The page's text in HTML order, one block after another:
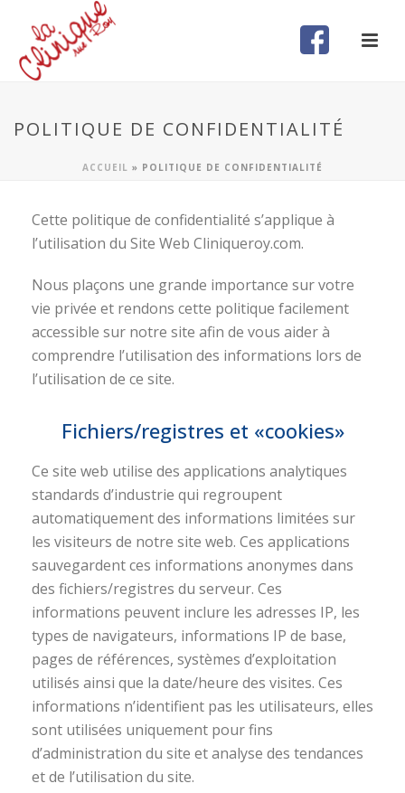
POLITIQUE DE CONFIDENTIALITÉ
ACCUEIL » POLITIQUE DE CONFIDENTIALITÉ
Cette politique de confidentialité s’applique à
l’utilisation du Site Web Cliniqueroy.com.
Nous plaçons une grande importance sur votre
vie privée et rendons cette politique facilement
accessible sur notre site afin de vous aider à
comprendre l’utilisation des informations lors de
l’utilisation de ce site.
Fichiers/registres et «cookies»
Ce site web utilise des applications analytiques
standards d’industrie qui regroupent
automatiquement des informations limitées sur
les visiteurs de notre site web. Ces applications
sauvegardent ces informations anonymes dans
des fichiers/registres du serveur. Ces
informations peuvent inclure les adresses IP, les
types de navigateurs, informations IP de base,
pages de références, systèmes d’exploitation
utilisés ainsi que la date/heure des visites. Ces
informations n’identifient pas les utilisateurs, elles
sont utilisées uniquement pour fins
d’administration du site et analyse des tendances
et de l’utilisation du site.